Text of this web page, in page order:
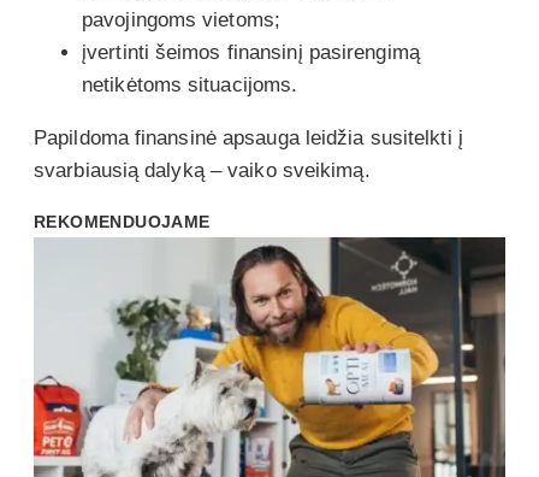
pavojingoms vietoms;
įvertinti šeimos finansinį pasirengimą
netikėtoms situacijoms.
Papildoma finansinė apsauga leidžia susitelkti į
svarbiausią dalyką – vaiko sveikimą.
REKOMENDUOJAME